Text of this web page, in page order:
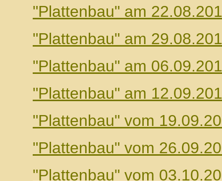
"Plattenbau" am
"Plattenbau" am
"Plattenbau" am
"Plattenbau" am
"Plattenbau" vom
"Plattenbau" vom
"Plattenbau" vom